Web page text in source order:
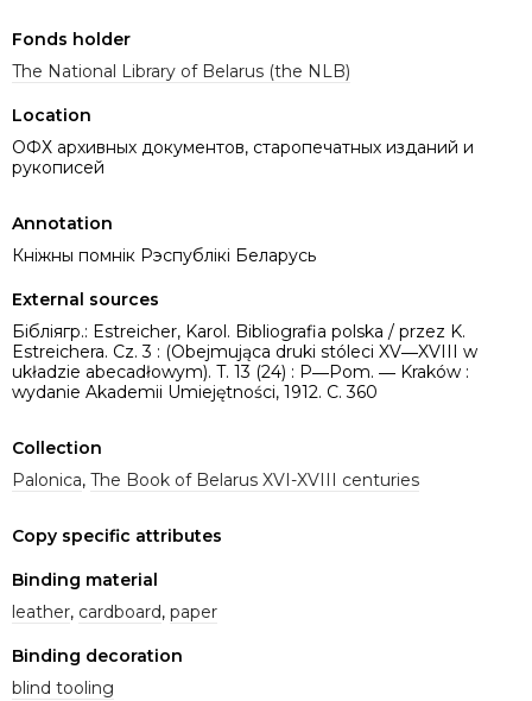
Fonds holder
The National Library of Belarus (the NLB)
Location
ОФХ архивных документов, старопечатных изданий и
рукописей
Annotation
Кніжны помнік Рэспублікі Беларусь
External sources
Бібліягр.: Estreicher, Karol. Bibliografia polska / przez K.
Estreichera. Cz. 3 : (Obejmująca druki stóleci XV―XVIII w
układzie abecadłowym). T. 13 (24) : P―Pom. ― Kraków :
wydanie Akademii Umiejętności, 1912. C. 360
Collection
Palonica, The Book of Belarus XVI-XVIII centuries
Copy specific attributes
Binding material
leather, cardboard, paper
Binding decoration
blind tooling